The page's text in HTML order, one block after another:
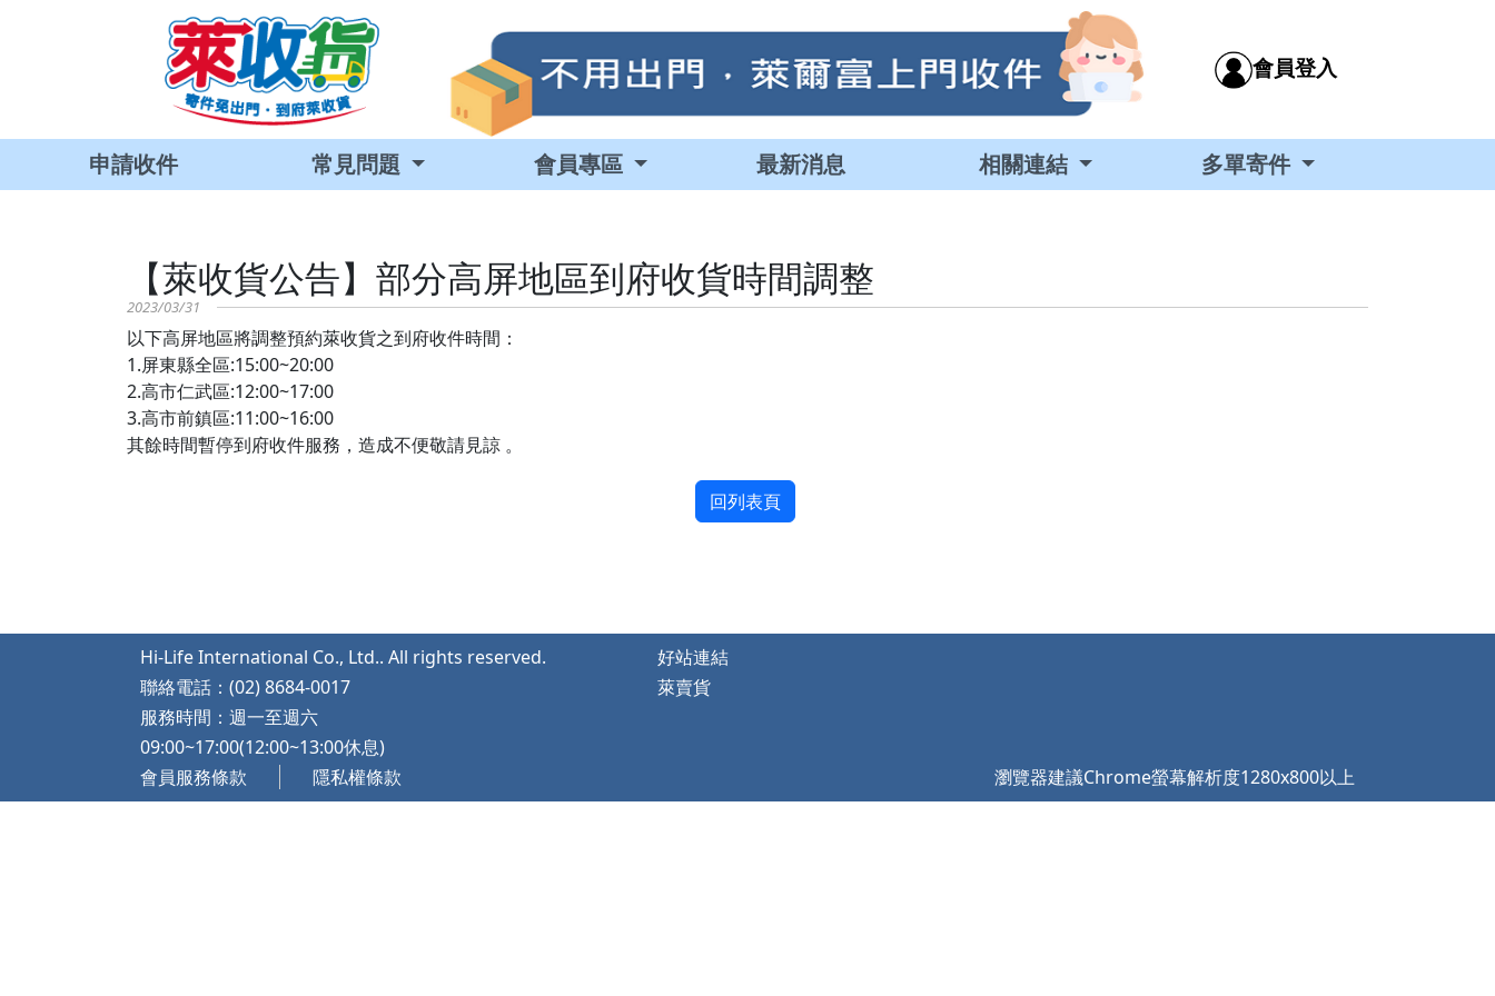
會員登入
申請收件 常見問題 會員專區 最新消息 相關連結 多單寄件
【萊收貨公告】部分高屏地區到府收貨時間調整
2023/03/31
以下高屏地區將調整預約萊收貨之到府收件時間：
1.屏東縣全區:15:00~20:00
2.高市仁武區:12:00~17:00
3.高市前鎮區:11:00~16:00
其餘時間暫停到府收件服務，造成不便敬請見諒 。
Hi-Life International Co., Ltd.. All rights reserved.
聯絡電話：(02) 8684-0017
服務時間：週一至週六
09:00~17:00(12:00~13:00休息)
會員服務條款
隱私權條款
好站連結
萊賣貨
瀏覽器建議Chrome螢幕解析度1280x800以上